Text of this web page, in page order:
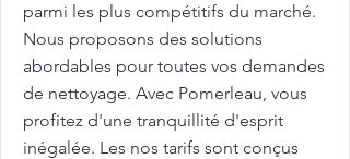
parmi les plus compétitifs du marché.
Nous proposons des solutions
abordables pour toutes vos demandes
de nettoyage. Avec Pomerleau, vous
profitez d'une tranquillité d'esprit
inégalée. Les nos tarifs sont conçus